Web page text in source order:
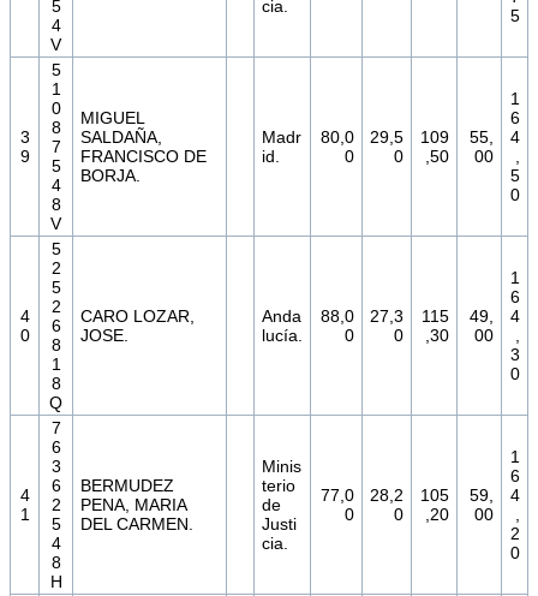
5
4
V
cia.
5
3
9
5
1
0
8
7
5
4
8
V
MIGUEL
SALDAÑA,
FRANCISCO DE
BORJA.
Madr
id.
80,0
0
29,5
0
109
,50
55,
00
1
6
4
5
0
4
0
5
2
5
2
6
8
1
8
Q
CARO LOZAR,
JOSE.
Anda
lucía.
88,0
0
27,3
0
115
,30
49,
00
1
6
4
3
0
4
1
7
6
3
6
2
5
4
8
H
BERMUDEZ
PENA, MARIA
DEL CARMEN.
Minis
terio
de
Justi
cia.
77,0
0
28,2
0
105
,20
59,
00
1
6
4
2
0